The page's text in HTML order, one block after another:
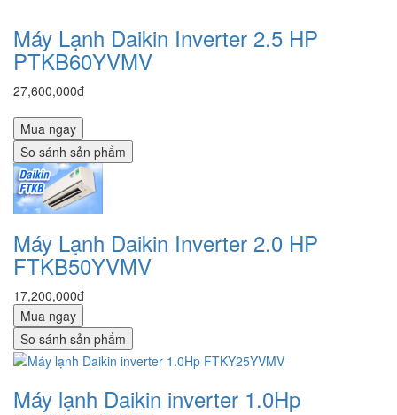
Máy Lạnh Daikin Inverter 2.5 HP
PTKB60YVMV
27,600,000đ
Mua ngay
So sánh sản phẩm
Máy Lạnh Daikin Inverter 2.0 HP
FTKB50YVMV
17,200,000đ
Mua ngay
So sánh sản phẩm
Máy lạnh Daikin inverter 1.0Hp